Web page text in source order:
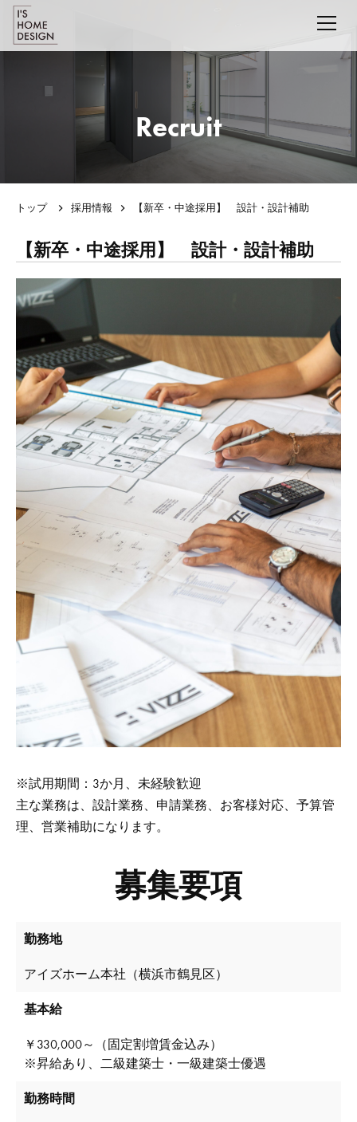
Recruit
トップ 採用情報 【新卒・中途採用】 設計・設計補助
【新卒・中途採用】 設計・設計補助
※試用期間：3か月、未経験歓迎
主な業務は、設計業務、申請業務、お客様対応、予算管
理、営業補助になります。
募集要項
勤務地
アイズホーム本社（横浜市鶴見区）
基本給
￥330,000～（固定割増賃金込み）
※昇給あり、二級建築士・一級建築士優遇
勤務時間